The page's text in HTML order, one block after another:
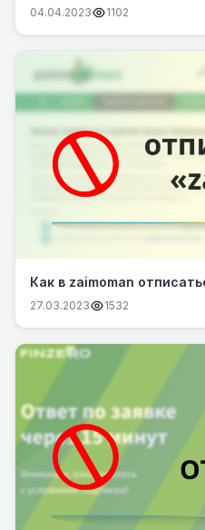
04.04.2023 1102
Как в zaimoman
27.03.2023 1532